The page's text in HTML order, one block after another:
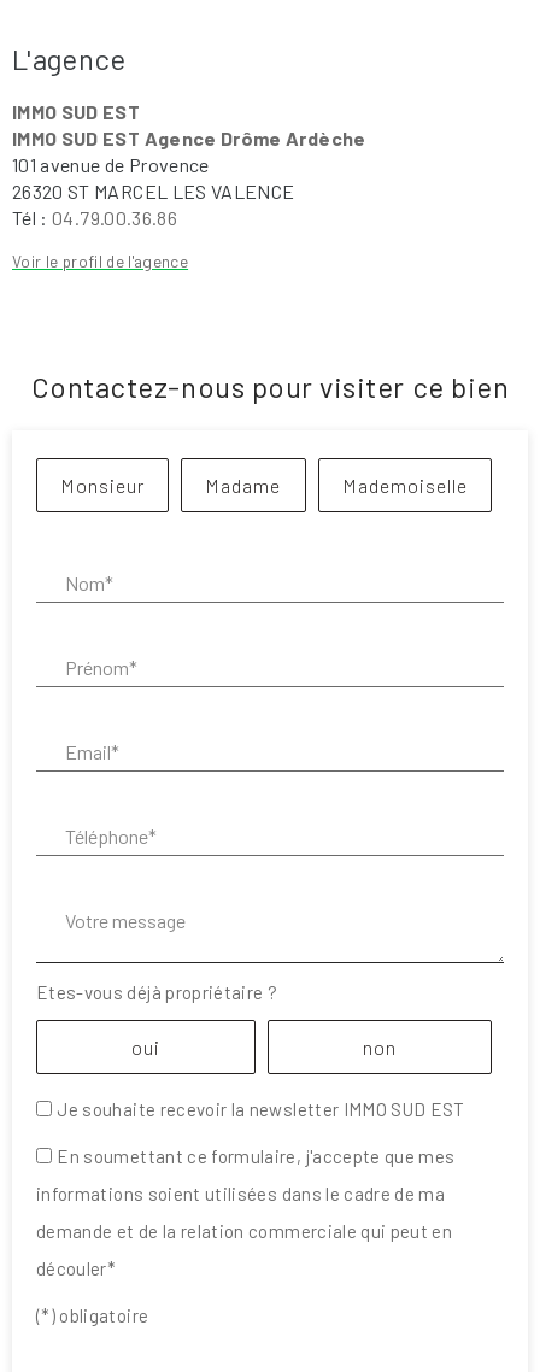
L'agence
IMMO SUD EST
IMMO SUD EST Agence Drôme Ardèche
101 avenue de Provence
26320 ST MARCEL LES VALENCE
Tél :04.79.00.36.86
Voir le profil de l'agence
Contactez-nous pour visiter ce bien
Civilité :
Monsieur Madame Mademoiselle
Etes-vous déjà propriétaire ?
oui non
Je souhaite recevoir la newsletter IMMO SUD EST
En soumettant ce formulaire, j'accepte que mes
informations soient utilisées dans le cadre de ma
demande et de la relation commerciale qui peut en
découler*
(*) obligatoire